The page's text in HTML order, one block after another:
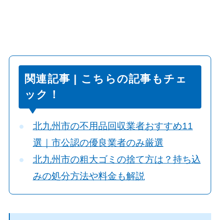
関連記事 | こちらの記事もチェ
ック！
北九州市の不用品回収業者おすすめ11
選｜市公認の優良業者のみ厳選
北九州市の粗大ゴミの捨て方は？持ち込
みの処分方法や料金も解説